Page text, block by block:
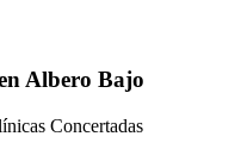
Albero Bajo
Concertadas